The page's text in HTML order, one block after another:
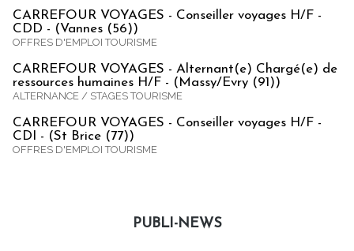
CARREFOUR VOYAGES - Conseiller voyages H/F -
CDD - (Vannes (56))
OFFRES D'EMPLOI TOURISME
CARREFOUR VOYAGES - Alternant(e) Chargé(e) de
ressources humaines H/F - (Massy/Evry (91))
ALTERNANCE / STAGES TOURISME
CARREFOUR VOYAGES - Conseiller voyages H/F -
CDI - (St Brice (77))
OFFRES D'EMPLOI TOURISME
PUBLI-NEWS